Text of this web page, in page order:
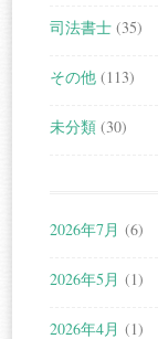
司法書士 (35)
その他 (113)
未分類 (30)
2026年7月 (6)
2026年5月 (1)
2026年4月 (1)